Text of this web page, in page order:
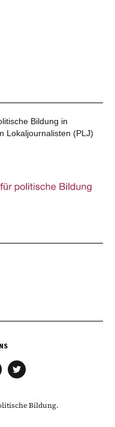
Bildung in
Lokaljournalisten (PLJ)
Bildung